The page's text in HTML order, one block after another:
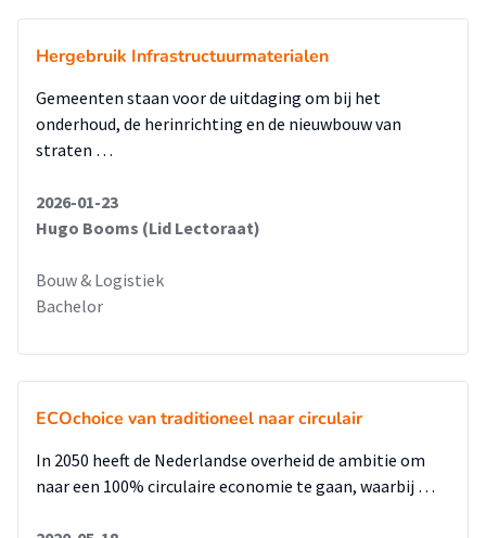
Hergebruik Infrastructuurmaterialen
Gemeenten staan voor de uitdaging om bij het
onderhoud, de herinrichting en de nieuwbouw van
straten …
2026-01-23
Hugo Booms (Lid Lectoraat)
Bouw & Logistiek
Bachelor
ECOchoice van traditioneel naar circulair
In 2050 heeft de Nederlandse overheid de ambitie om
naar een 100% circulaire economie te gaan, waarbij …